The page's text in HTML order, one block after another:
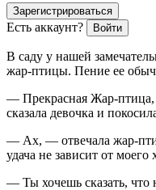
Зарегистрироваться
Есть аккаунт? Войти
В саду у нашей
жар-птицы. Пение ее
— Прекрасная Жар-птица,
сказала девочка и
— Ах, — отвечала жар-
удача не зависит от
— Ты хочешь сказать, что